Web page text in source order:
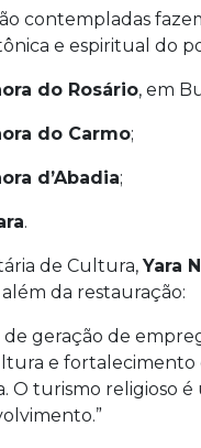
contempladas
e espiritual do
do Rosário, em
do Carmo;
d’Abadia;
.
de Cultura, Yara
da restauração:
de geração de
e fortalecimento
O turismo religioso